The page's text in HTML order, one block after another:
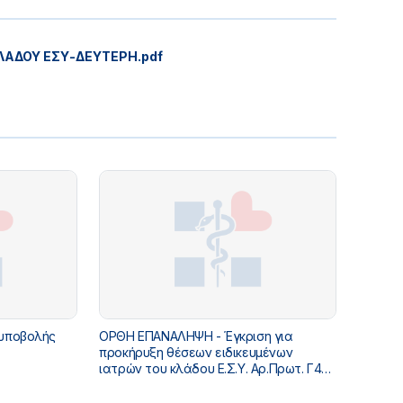
ΕΣΥ-ΔΕΥΤΕΡΗ.pdf
ΟΡΘΗ ΕΠΑΝΑΛΗΨΗ - Έγκριση για
προκήρυξη θέσεων ειδικευμένων
ιατρών του κλάδου Ε.Σ.Υ. Αρ.Πρωτ. Γ4α/